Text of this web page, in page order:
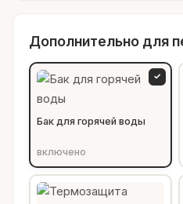
Дополнительно для
Бак для горячей воды
включено
✓